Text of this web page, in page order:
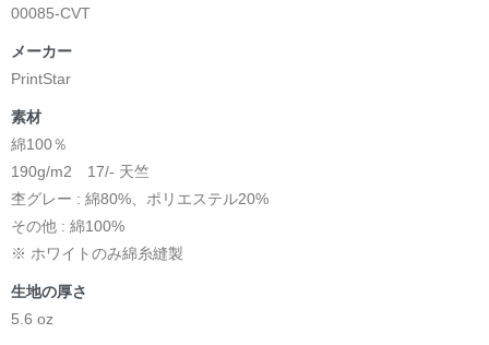
00085-CVT
メーカー
PrintStar
素材
綿100％
190g/m2 17/- 天竺
杢グレー : 綿80%、ポリエステル20%
その他 : 綿100%
※ ホワイトのみ綿糸縫製
生地の厚さ
5.6 oz